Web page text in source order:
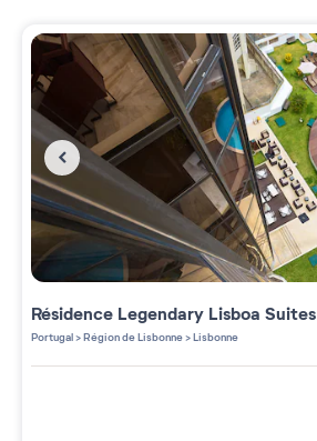
Résidence Legendary Lisboa Suites
Portugal>Région de Lisbonne>Lisbonne